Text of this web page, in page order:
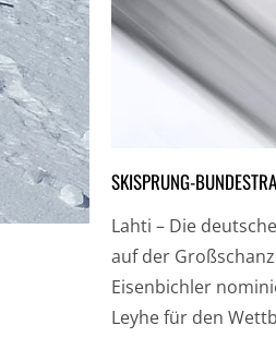
SKISPRUNG-
Lahti – Die
auf der
Eisenbichler
Leyhe für den